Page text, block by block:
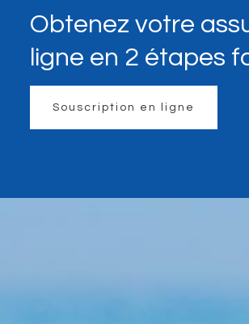
Obtenez votre
ligne en 2 étapes
Souscription en ligne